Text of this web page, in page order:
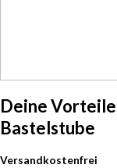
Deine
Bastelstube
Versandkostenfrei